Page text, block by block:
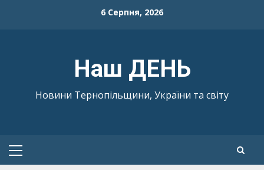
6 Серпня, 2026
Наш ДЕНЬ
Новини Тернопільщини, України та світу
Primary